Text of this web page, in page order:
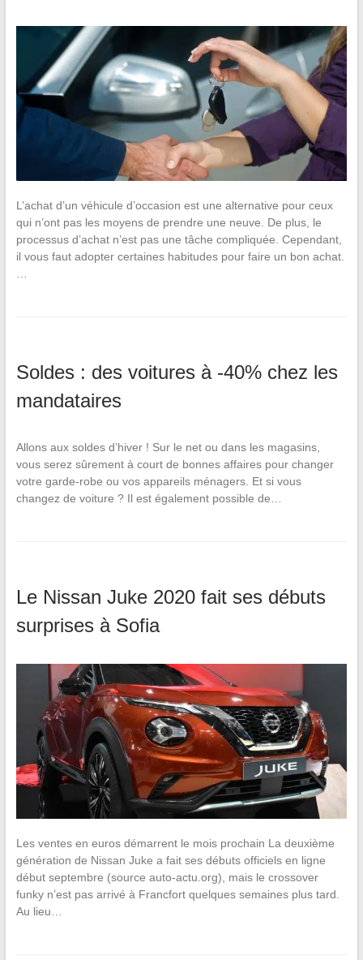
L’achat d’un véhicule d’occasion est une alternative pour ceux
qui n’ont pas les moyens de prendre une neuve. De plus, le
processus d’achat n’est pas une tâche compliquée. Cependant,
il vous faut adopter certaines habitudes pour faire un bon achat.
Soldes : des voitures à -40% chez les
mandataires
Allons aux soldes d’hiver ! Sur le net ou dans les magasins,
vous serez sûrement à court de bonnes affaires pour changer
votre garde-robe ou vos appareils ménagers. Et si vous
changez de voiture ? Il est également possible de…
Le Nissan Juke 2020 fait ses débuts
surprises à Sofia
Les ventes en euros démarrent le mois prochain La deuxième
génération de Nissan Juke a fait ses débuts officiels en ligne
début septembre (source auto-actu.org), mais le crossover
funky n’est pas arrivé à Francfort quelques semaines plus tard.
Au lieu…